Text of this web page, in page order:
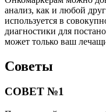
анализ, как и любой
используется в
диагностики для
может только ваш
Советы
СОВЕТ №1